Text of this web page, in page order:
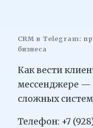
CRM в Telegram:
бизнеса
Как вести
мессенджере —
сложных систем
Телефон: +7